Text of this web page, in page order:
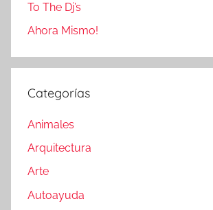
To The Dj’s
Ahora Mismo!
Categorías
Animales
Arquitectura
Arte
Autoayuda